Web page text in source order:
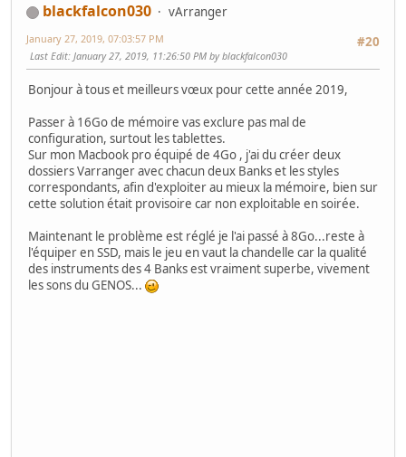
blackfalcon030
vArranger
#20
January 27, 2019, 07:03:57 PM
Last Edit: January 27, 2019, 11:26:50 PM by blackfalcon030
Bonjour à tous et meilleurs vœux pour cette année 2019,
Passer à 16Go de mémoire vas exclure pas mal de
configuration, surtout les tablettes.
Sur mon Macbook pro équipé de 4Go , j'ai du créer deux
dossiers Varranger avec chacun deux Banks et les styles
correspondants, afin d'exploiter au mieux la mémoire, bien sur
cette solution était provisoire car non exploitable en soirée.
Maintenant le problème est réglé je l'ai passé à 8Go...reste à
l'équiper en SSD, mais le jeu en vaut la chandelle car la qualité
des instruments des 4 Banks est vraiment superbe, vivement
les sons du GENOS...